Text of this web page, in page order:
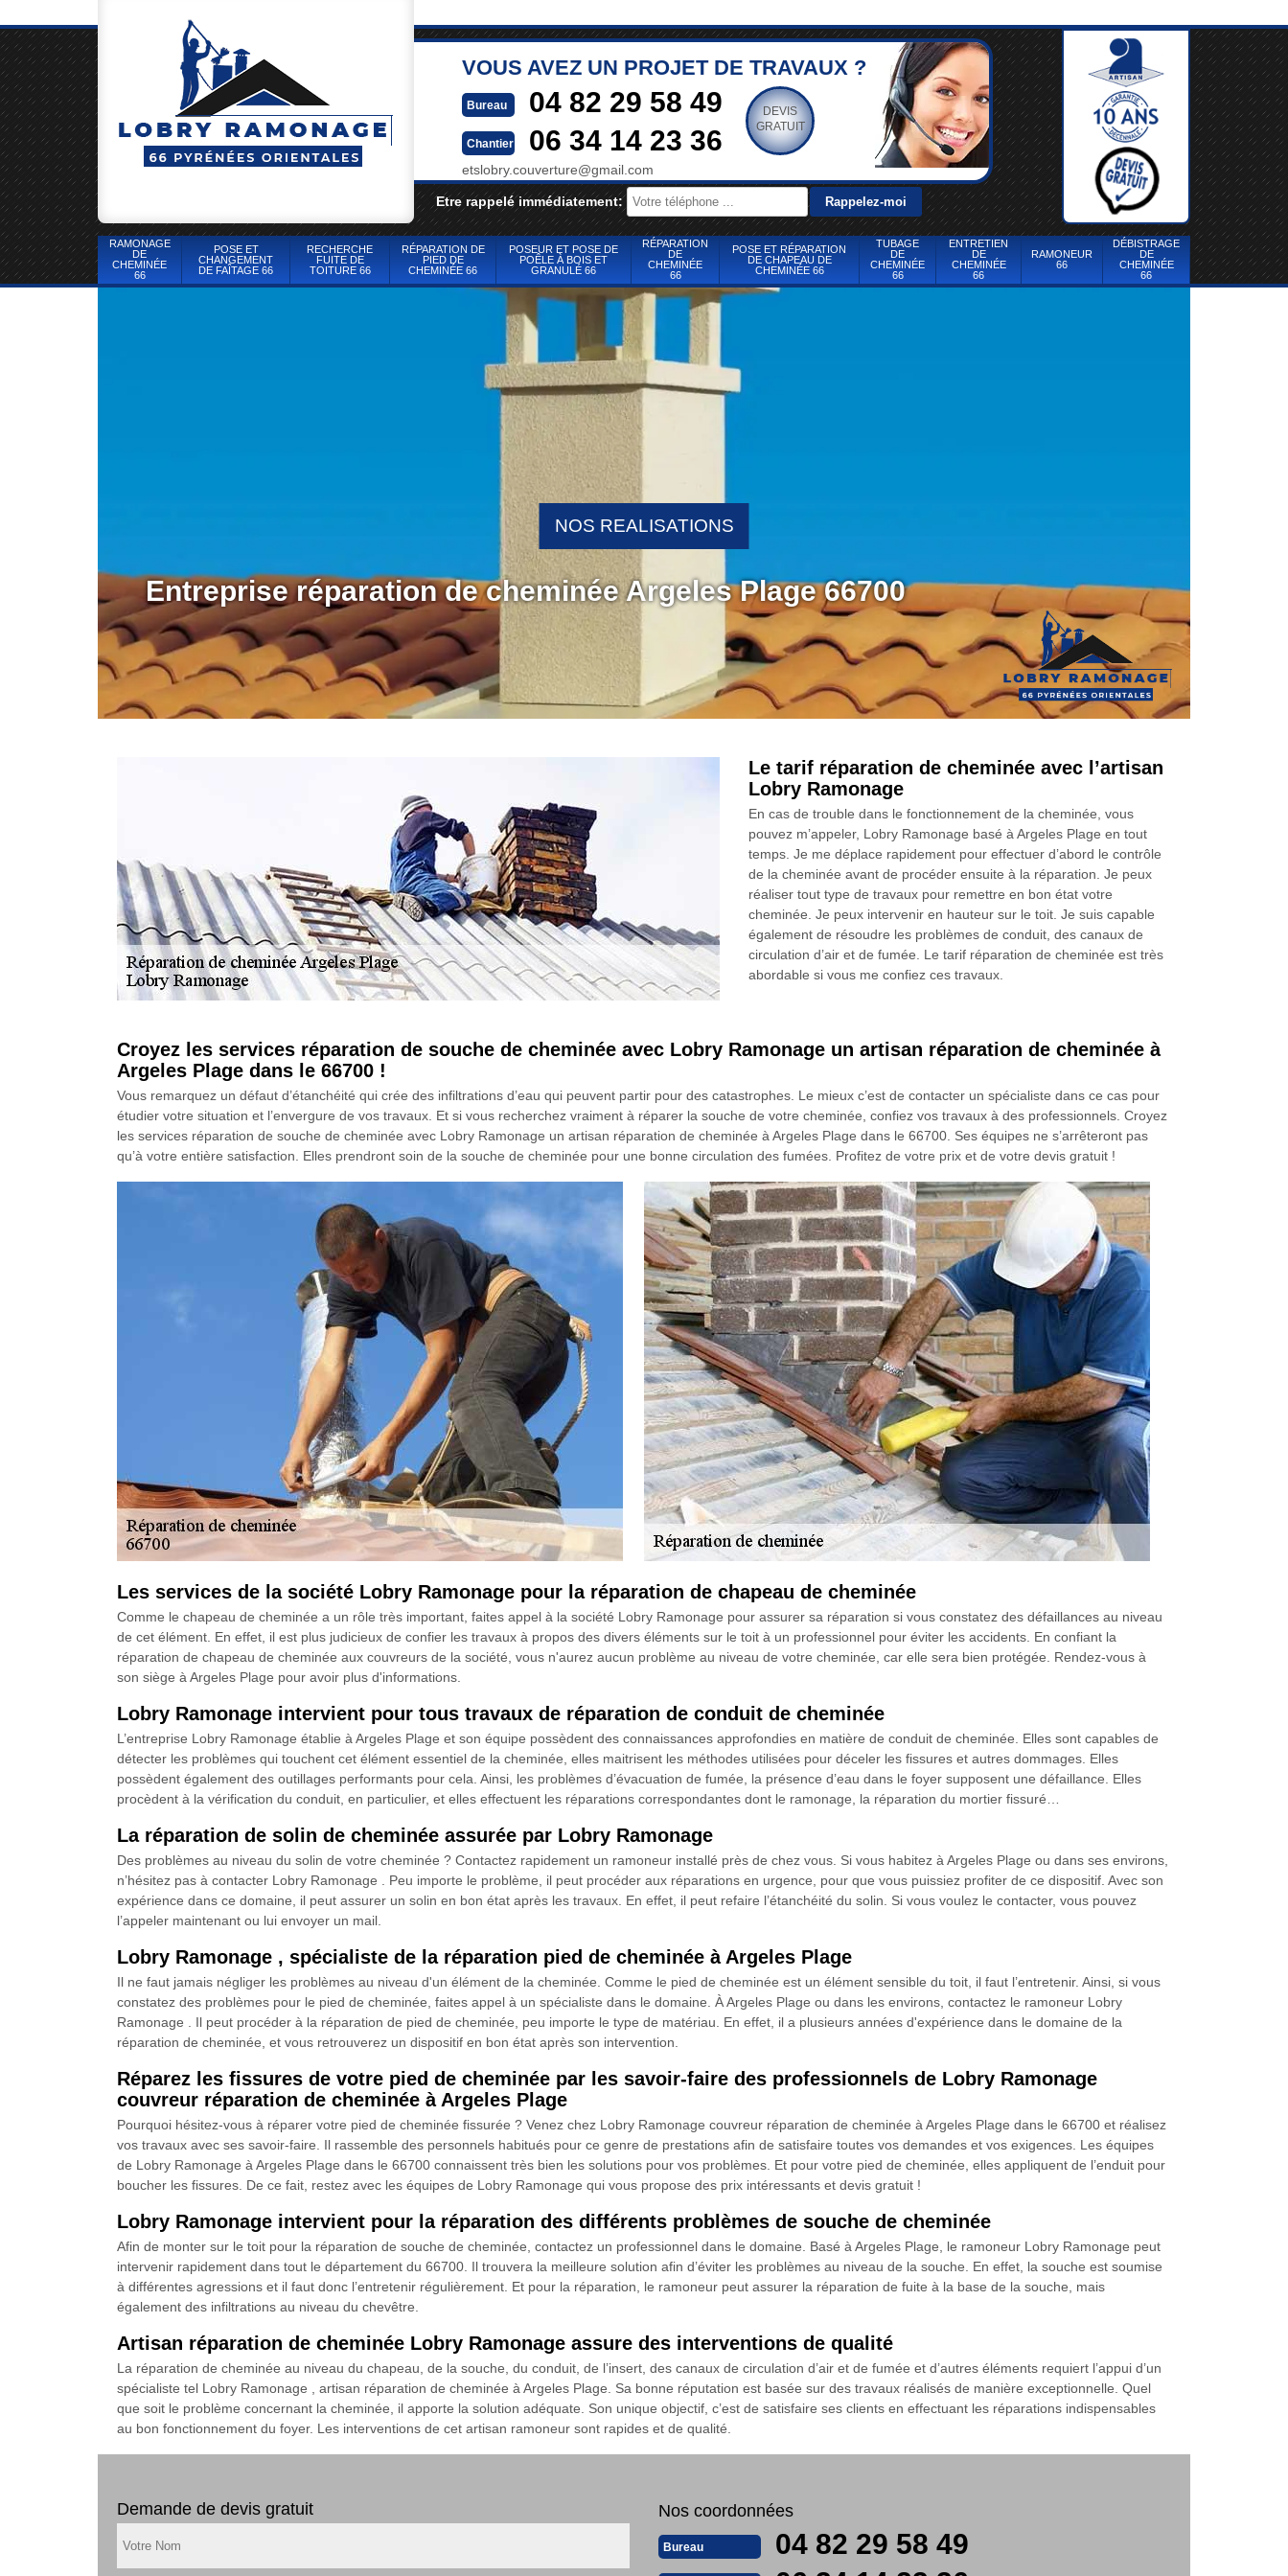
VOUS AVEZ UN PROJET DE TRAVAUX ?
Bureau 04 82 29 58 49
Chantier 06 34 14 23 36
etslobry.couverture@gmail.com
DEVIS
GRATUIT
Etre rappelé immédiatement:
RAMONAGE
DE
CHEMINÉE
66
POSE ET
CHANGEMENT
DE FAÎTAGE 66
RECHERCHE
FUITE DE
TOITURE 66
RÉPARATION DE
PIED DE
CHEMINÉE 66
POSEUR ET POSE DE
POÊLE À BOIS ET
GRANULÉ 66
RÉPARATION
DE
CHEMINÉE
66
POSE ET RÉPARATION
DE CHAPEAU DE
CHEMINÉE 66
TUBAGE
DE
CHEMINÉE
66
ENTRETIEN
DE
CHEMINÉE
66
RAMONEUR
66
DÉBISTRAGE
DE
CHEMINÉE
66
Entreprise réparation de cheminée Argeles Plage 66700
NOS REALISATIONS
Le tarif réparation de cheminée avec l’artisan
Lobry Ramonage
En cas de trouble dans le fonctionnement de la cheminée, vous
pouvez m’appeler, Lobry Ramonage basé à Argeles Plage en tout
temps. Je me déplace rapidement pour effectuer d’abord le contrôle
de la cheminée avant de procéder ensuite à la réparation. Je peux
réaliser tout type de travaux pour remettre en bon état votre
cheminée. Je peux intervenir en hauteur sur le toit. Je suis capable
également de résoudre les problèmes de conduit, des canaux de
circulation d’air et de fumée. Le tarif réparation de cheminée est très
abordable si vous me confiez ces travaux.
Croyez les services réparation de souche de cheminée avec Lobry Ramonage un artisan réparation de cheminée à
Argeles Plage dans le 66700 !
Vous remarquez un défaut d’étanchéité qui crée des infiltrations d’eau qui peuvent partir pour des catastrophes. Le mieux c’est de contacter un spécialiste dans ce cas pour
étudier votre situation et l’envergure de vos travaux. Et si vous recherchez vraiment à réparer la souche de votre cheminée, confiez vos travaux à des professionnels. Croyez
les services réparation de souche de cheminée avec Lobry Ramonage un artisan réparation de cheminée à Argeles Plage dans le 66700. Ses équipes ne s’arrêteront pas
qu’à votre entière satisfaction. Elles prendront soin de la souche de cheminée pour une bonne circulation des fumées. Profitez de votre prix et de votre devis gratuit !
Les services de la société Lobry Ramonage pour la réparation de chapeau de cheminée
Comme le chapeau de cheminée a un rôle très important, faites appel à la société Lobry Ramonage pour assurer sa réparation si vous constatez des défaillances au niveau
de cet élément. En effet, il est plus judicieux de confier les travaux à propos des divers éléments sur le toit à un professionnel pour éviter les accidents. En confiant la
réparation de chapeau de cheminée aux couvreurs de la société, vous n'aurez aucun problème au niveau de votre cheminée, car elle sera bien protégée. Rendez-vous à
son siège à Argeles Plage pour avoir plus d'informations.
Lobry Ramonage intervient pour tous travaux de réparation de conduit de cheminée
L’entreprise Lobry Ramonage établie à Argeles Plage et son équipe possèdent des connaissances approfondies en matière de conduit de cheminée. Elles sont capables de
détecter les problèmes qui touchent cet élément essentiel de la cheminée, elles maitrisent les méthodes utilisées pour déceler les fissures et autres dommages. Elles
possèdent également des outillages performants pour cela. Ainsi, les problèmes d’évacuation de fumée, la présence d’eau dans le foyer supposent une défaillance. Elles
procèdent à la vérification du conduit, en particulier, et elles effectuent les réparations correspondantes dont le ramonage, la réparation du mortier fissuré…
La réparation de solin de cheminée assurée par Lobry Ramonage
Des problèmes au niveau du solin de votre cheminée ? Contactez rapidement un ramoneur installé près de chez vous. Si vous habitez à Argeles Plage ou dans ses environs,
n’hésitez pas à contacter Lobry Ramonage . Peu importe le problème, il peut procéder aux réparations en urgence, pour que vous puissiez profiter de ce dispositif. Avec son
expérience dans ce domaine, il peut assurer un solin en bon état après les travaux. En effet, il peut refaire l’étanchéité du solin. Si vous voulez le contacter, vous pouvez
l’appeler maintenant ou lui envoyer un mail.
Lobry Ramonage , spécialiste de la réparation pied de cheminée à Argeles Plage
Il ne faut jamais négliger les problèmes au niveau d'un élément de la cheminée. Comme le pied de cheminée est un élément sensible du toit, il faut l’entretenir. Ainsi, si vous
constatez des problèmes pour le pied de cheminée, faites appel à un spécialiste dans le domaine. À Argeles Plage ou dans les environs, contactez le ramoneur Lobry
Ramonage . Il peut procéder à la réparation de pied de cheminée, peu importe le type de matériau. En effet, il a plusieurs années d'expérience dans le domaine de la
réparation de cheminée, et vous retrouverez un dispositif en bon état après son intervention.
Réparez les fissures de votre pied de cheminée par les savoir-faire des professionnels de Lobry Ramonage
couvreur réparation de cheminée à Argeles Plage
Pourquoi hésitez-vous à réparer votre pied de cheminée fissurée ? Venez chez Lobry Ramonage couvreur réparation de cheminée à Argeles Plage dans le 66700 et réalisez
vos travaux avec ses savoir-faire. Il rassemble des personnels habitués pour ce genre de prestations afin de satisfaire toutes vos demandes et vos exigences. Les équipes
de Lobry Ramonage à Argeles Plage dans le 66700 connaissent très bien les solutions pour vos problèmes. Et pour votre pied de cheminée, elles appliquent de l’enduit pour
boucher les fissures. De ce fait, restez avec les équipes de Lobry Ramonage qui vous propose des prix intéressants et devis gratuit !
Lobry Ramonage intervient pour la réparation des différents problèmes de souche de cheminée
Afin de monter sur le toit pour la réparation de souche de cheminée, contactez un professionnel dans le domaine. Basé à Argeles Plage, le ramoneur Lobry Ramonage peut
intervenir rapidement dans tout le département du 66700. Il trouvera la meilleure solution afin d’éviter les problèmes au niveau de la souche. En effet, la souche est soumise
à différentes agressions et il faut donc l’entretenir régulièrement. Et pour la réparation, le ramoneur peut assurer la réparation de fuite à la base de la souche, mais
également des infiltrations au niveau du chevêtre.
Artisan réparation de cheminée Lobry Ramonage assure des interventions de qualité
La réparation de cheminée au niveau du chapeau, de la souche, du conduit, de l’insert, des canaux de circulation d’air et de fumée et d’autres éléments requiert l’appui d’un
spécialiste tel Lobry Ramonage , artisan réparation de cheminée à Argeles Plage. Sa bonne réputation est basée sur des travaux réalisés de manière exceptionnelle. Quel
que soit le problème concernant la cheminée, il apporte la solution adéquate. Son unique objectif, c’est de satisfaire ses clients en effectuant les réparations indispensables
au bon fonctionnement du foyer. Les interventions de cet artisan ramoneur sont rapides et de qualité.
Demande de devis gratuit Nos coordonnées
Bureau 04 82 29 58 49